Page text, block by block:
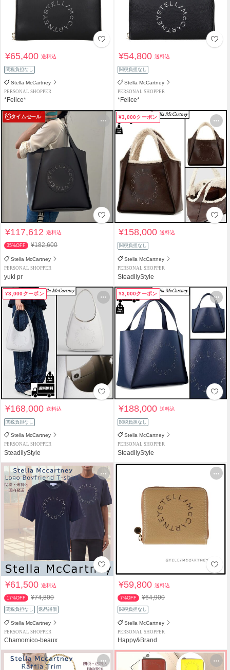
¥65,400送料込
関税負担なし
Stella McCartney
PERSONAL SHOPPER
*Felice*
¥54,800送料込
関税負担なし
Stella McCartney
PERSONAL SHOPPER
*Felice*
タイムセール
¥117,612送料込
35%OFF ¥182,600
Stella McCartney
PERSONAL SHOPPER
yuki pr
¥3,000クーポン
¥158,000送料込
関税負担なし
Stella McCartney
PERSONAL SHOPPER
SteadilyStyle
¥3,000クーポン
¥168,000送料込
関税負担なし
Stella McCartney
PERSONAL SHOPPER
SteadilyStyle
¥3,000クーポン
¥188,000送料込
関税負担なし
Stella McCartney
PERSONAL SHOPPER
SteadilyStyle
¥61,500送料込
17%OFF ¥74,800
関税負担なし 返品補償
Stella McCartney
PERSONAL SHOPPER
Chamomico-beaux
¥59,800送料込
7%OFF ¥64,900
関税負担なし
Stella McCartney
PERSONAL SHOPPER
Happy&Brand